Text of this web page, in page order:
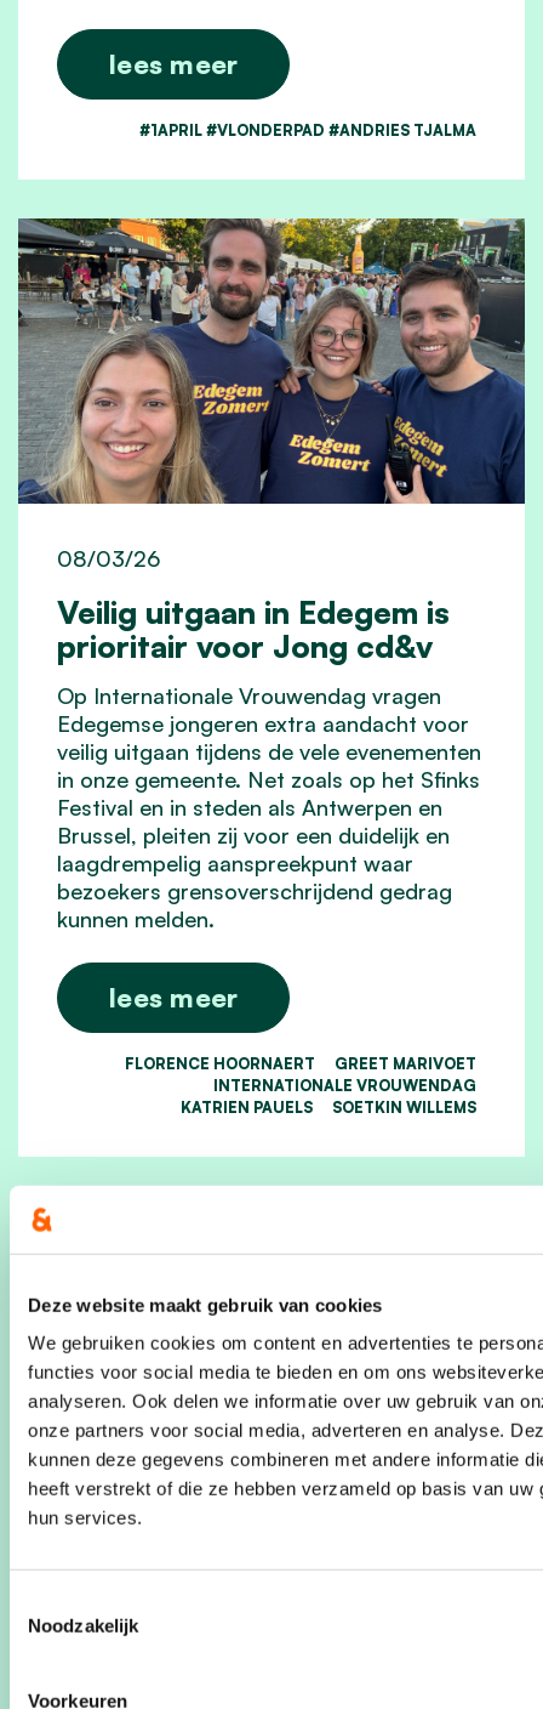
Deze website maakt gebruik van cookies
We gebruiken cookies om content en advertenties te
functies voor social media te bieden en om ons
analyseren. Ook delen we informatie over uw gebruik van
onze partners voor social media, adverteren en analyse.
kunnen deze gegevens combineren met andere informatie
heeft verstrekt of die ze hebben verzameld op basis van uw
hun services.
Noodzakelijk
Voorkeuren
lees meer
#1APRIL #VLONDERPAD #ANDRIES TJALMA
Veilig uitgaan in Edegem is
prioritair voor Jong cd&v
08/03/26
Op Internationale Vrouwendag vragen
Edegemse jongeren extra aandacht voor
veilig uitgaan tijdens de vele evenementen
in onze gemeente. Net zoals op het Sfinks
Festival en in steden als Antwerpen en
Brussel, pleiten zij voor een duidelijk en
laagdrempelig aanspreekpunt waar
bezoekers grensoverschrijdend gedrag
kunnen melden.
lees meer
FLORENCE HOORNAERT
GREET MARIVOET
INTERNATIONALE VROUWENDAG
KATRIEN PAUELS
SOETKIN WILLEMS
Adrian De Weerdt neemt de